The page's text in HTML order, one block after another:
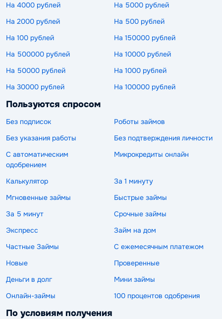
На 4000 рублей
На 5000 рублей
На 2000 рублей
На 500 рублей
На 100 рублей
На 150000 рублей
На 500000 рублей
На 10000 рублей
На 50000 рублей
На 1000 рублей
На 30000 рублей
На 100000 рублей
Пользуются спросом
Без подписок
Роботы займов
Без указания работы
Без подтверждения личности
С автоматическим
одобрением
Микрокредиты онлайн
Калькулятор
За 1 минуту
Мгновенные займы
Быстрые займы
За 5 минут
Срочные займы
Экспресс
Займ на дом
Частные Займы
С ежемесячным платежом
Новые
Проверенные
Деньги в долг
Мини займы
Онлайн-займы
100 процентов одобрения
По условиям получения